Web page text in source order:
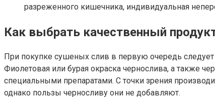
разреженного кишечника, индивидуальная
Как выбрать качественный
При покупке сушеных слив в первую очередь
Фиолетовая или бурая окраска чернослива, а также
специальными препаратами. С точки зрения
однако пользы черносливу они не добавляют.